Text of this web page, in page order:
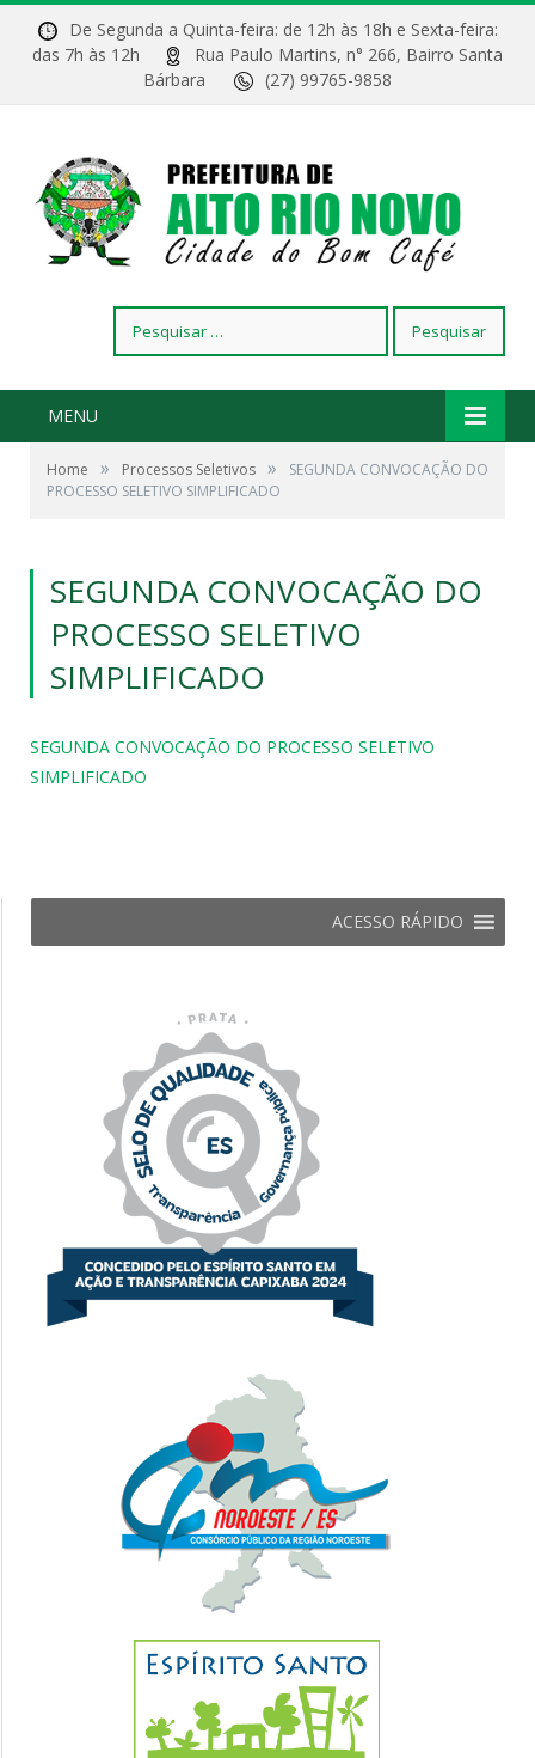
De Segunda a Quinta-feira: de 12h às 18h e Sexta-feira:
das 7h às 12h
Rua Paulo Martins, n° 266, Bairro Santa
Bárbara
(27) 99765-9858
por:
MENU
Home » Processos Seletivos »
SEGUNDA CONVOCAÇÃO DO
PROCESSO SELETIVO SIMPLIFICADO
SEGUNDA CONVOCAÇÃO DO
PROCESSO SELETIVO
SIMPLIFICADO
SEGUNDA CONVOCAÇÃO DO PROCESSO SELETIVO
SIMPLIFICADO
ACESSO RÁPIDO